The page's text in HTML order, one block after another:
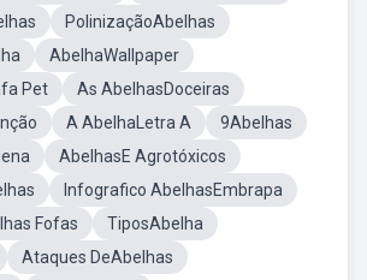
PolinizaçãoAbelhas
AbelhaWallpaper
Pet
As AbelhasDoceiras
A AbelhaLetra A
9Abelhas
AbelhasE Agrotóxicos
Infografico AbelhasEmbrapa
Fofas
TiposAbelha
Ataques DeAbelhas